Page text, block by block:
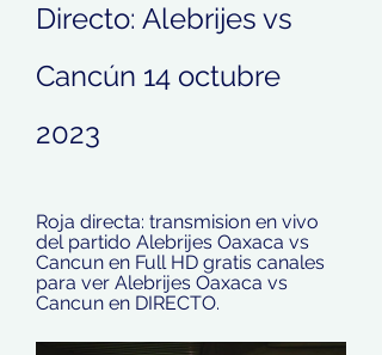
Directo: Alebrijes vs
Cancún 14 octubre
2023
Roja directa: transmision en vivo
del partido Alebrijes Oaxaca vs
Cancun en Full HD gratis canales
para ver Alebrijes Oaxaca vs
Cancun en DIRECTO.